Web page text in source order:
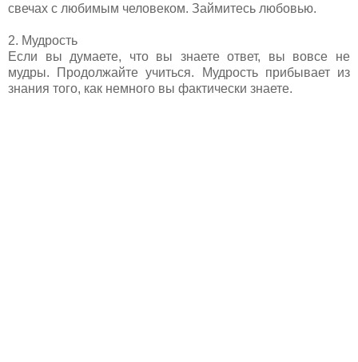
свечах с любимым человеком. Займитесь любовью.
2. Мудрость
Если вы думаете, что вы знаете ответ, вы вовсе не
мудры. Продолжайте учиться. Мудрость прибывает из
знания того, как немного вы фактически знаете.